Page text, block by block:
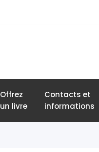
Offrez
un livre
Contacts et
informations